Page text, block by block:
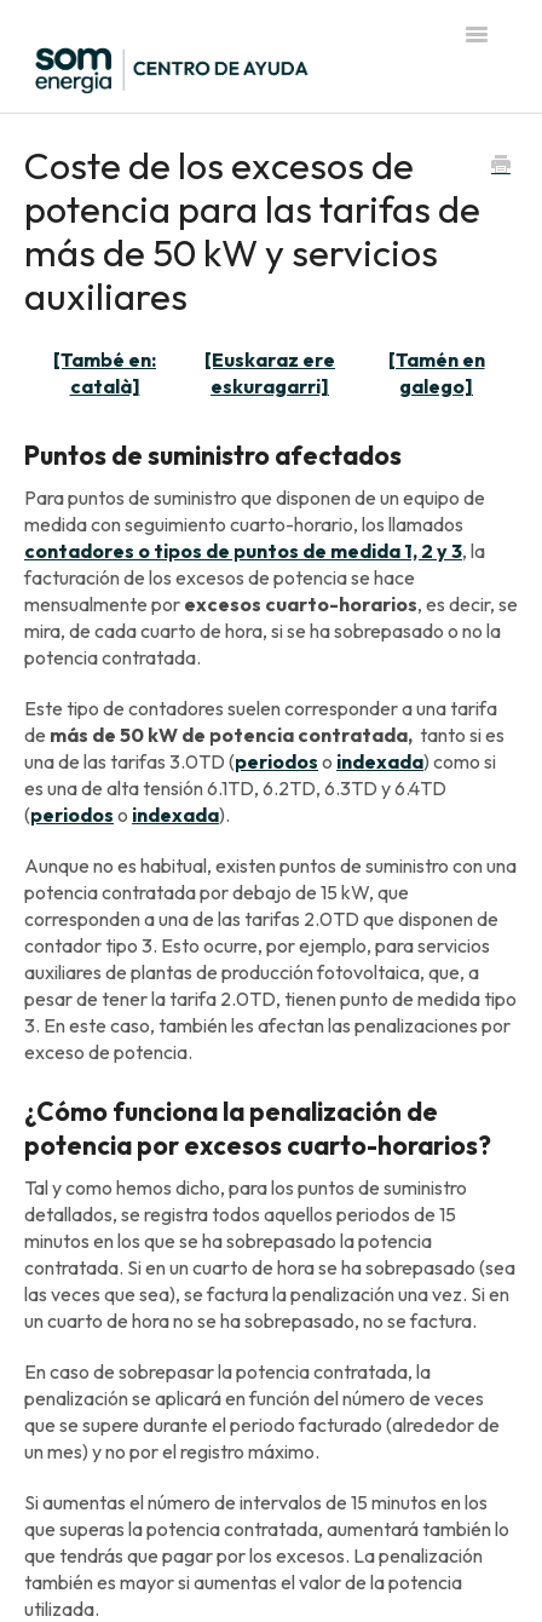
Toggle
Coste de los excesos de
potencia para las tarifas de
más de 50 kW y servicios
auxiliares
[També en:
català]
[Euskaraz ere
eskuragarri]
[Tamén en
galego]
Puntos de suministro afectados
Para puntos de suministro que disponen de un equipo de
medida con seguimiento cuarto-horario, los llamados
contadores o tipos de puntos de medida 1, 2 y 3, la
facturación de los excesos de potencia se hace
mensualmente por excesos cuarto-horarios, es decir, se
mira, de cada cuarto de hora, si se ha sobrepasado o no la
potencia contratada.
Este tipo de contadores suelen corresponder a una tarifa
de más de 50 kW de potencia contratada, tanto si es
una de las tarifas 3.0TD (periodos o indexada) como si
es una de alta tensión 6.1TD, 6.2TD, 6.3TD y 6.4TD
(periodos o indexada).
Aunque no es habitual, existen puntos de suministro con una
potencia contratada por debajo de 15 kW, que
corresponden a una de las tarifas 2.0TD que disponen de
contador tipo 3. Esto ocurre, por ejemplo, para servicios
auxiliares de plantas de producción fotovoltaica, que, a
pesar de tener la tarifa 2.0TD, tienen punto de medida tipo
3. En este caso, también les afectan las penalizaciones por
exceso de potencia.
¿Cómo funciona la penalización de
potencia por excesos cuarto-horarios?
Tal y como hemos dicho, para los puntos de suministro
detallados, se registra todos aquellos periodos de 15
minutos en los que se ha sobrepasado la potencia
contratada. Si en un cuarto de hora se ha sobrepasado (sea
las veces que sea), se factura la penalización una vez. Si en
un cuarto de hora no se ha sobrepasado, no se factura.
En caso de sobrepasar la potencia contratada, la
penalización se aplicará en función del número de veces
que se supere durante el periodo facturado (alrededor de
un mes) y no por el registro máximo.
Si aumentas el número de intervalos de 15 minutos en los
que superas la potencia contratada, aumentará también lo
que tendrás que pagar por los excesos. La penalización
también es mayor si aumentas el valor de la potencia
utilizada.